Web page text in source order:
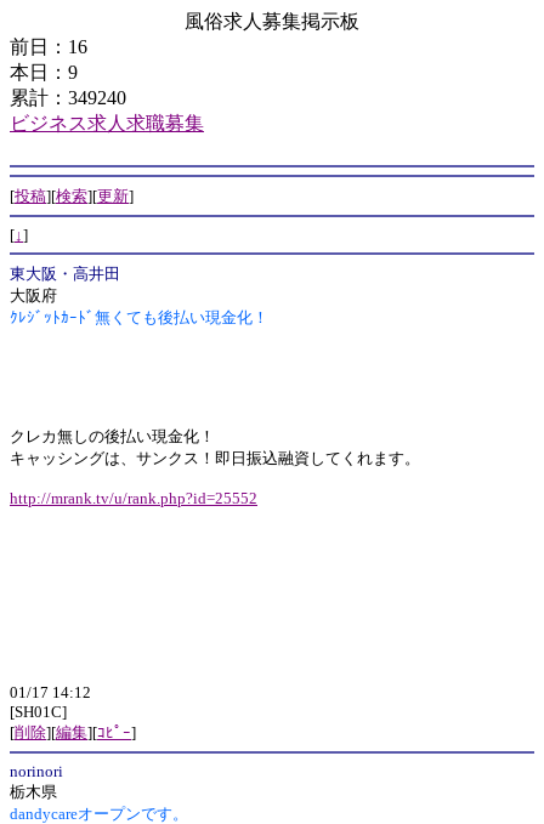
風俗求人募集掲示板
前日：16
本日：9
累計：349240
ビジネス求人求職募集
[投稿][検索][更新]
[ ↓ ]
東大阪・高井田
大阪府
ｸﾚｼﾞｯﾄｶｰﾄﾞ無くても後払い現金化！
クレカ無しの後払い現金化！
キャッシングは、サンクス！即日振込融資してくれます。
http://mrank.tv/u/rank.php?id=25552
01/17 14:12
[SH01C]
[削除][編集][ｺﾋﾟｰ]
norinori
栃木県
dandycareオープンです。